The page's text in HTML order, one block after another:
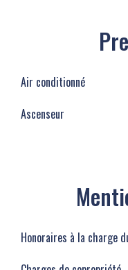
Air conditionné
Ascenseur
Honoraires à la charge